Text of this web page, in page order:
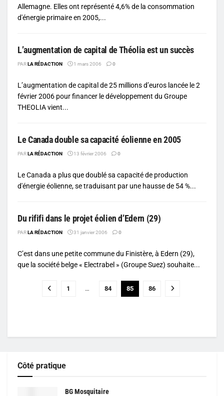
Allemagne. Elles ont représenté 4,6% de la consommation
d'énergie primaire en 2005,...
L’augmentation de capital de Théolia est un succès
PARLA RÉDACTION 1 mars 2006 0
L’augmentation de capital de 25 millions d’euros lancée le 2
février 2006 pour financer le développement du Groupe
THEOLIA vient...
Le Canada double sa capacité éolienne en 2005
PARLA RÉDACTION 13 février 2006 0
Le Canada a plus que doublé sa capacité de production
d'énergie éolienne, se traduisant par une hausse de 54 %...
Du rififi dans le projet éolien d’Edern (29)
PARLA RÉDACTION 31 janvier 2006 0
C’est dans une petite commune du Finistère, à Edern (29),
que la société belge « Electrabel » (Groupe Suez) souhaite...
1 … 84 85 86
Côté pratique
BG Mosquitaire